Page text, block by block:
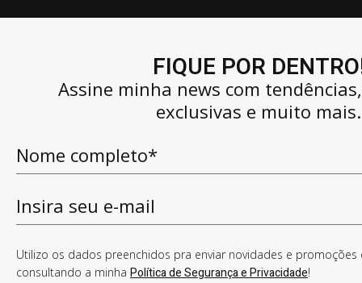
FIQUE POR
Assine minha news com
exclusivas e muito mais.
Utilizo os dados preenchidos pra enviar novidades e promoções
consultando a minha Política de Segurança e Privacidade!